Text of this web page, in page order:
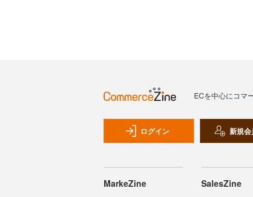
ECを中心にコマ
ログイン 新規
MarkeZine SalesZine